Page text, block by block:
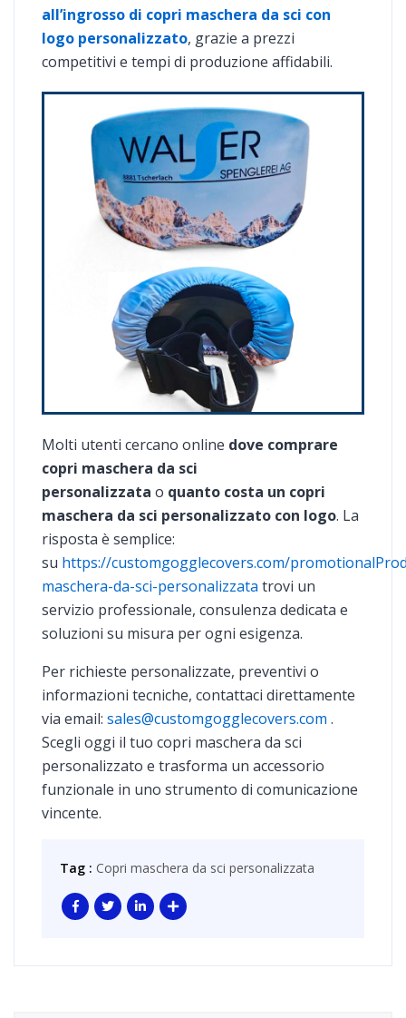
all’ingrosso di copri maschera da sci con
logo personalizzato, grazie a prezzi
competitivi e tempi di produzione affidabili.
Molti utenti cercano online dove comprare
copri maschera da sci
personalizzata o quanto costa un copri
maschera da sci personalizzato con logo. La
risposta è semplice:
su https://customgogglecovers.com/
maschera-da-sci-personalizzata trovi un
servizio professionale, consulenza dedicata e
soluzioni su misura per ogni esigenza.
Per richieste personalizzate, preventivi o
informazioni tecniche, contattaci direttamente
via email: sales@customgogglecovers.com .
Scegli oggi il tuo copri maschera da sci
personalizzato e trasforma un accessorio
funzionale in uno strumento di comunicazione
vincente.
Tag : Copri maschera da sci personalizzata